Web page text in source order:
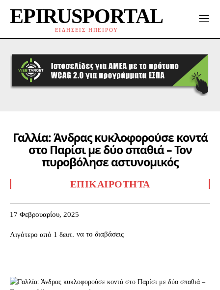
EPIRUSPORTAL
ΕΙΔΗΣΕΙΣ ΗΠΕΙΡΟΥ
Γαλλία: Άνδρας κυκλοφορούσε κοντά
στο Παρίσι με δύο σπαθιά – Τον
πυροβόλησε αστυνομικός
ΕΠΙΚΑΙΡΌΤΗΤΑ
17 Φεβρουαρίου, 2025
Λιγότερο από 1 δευτ. να το διαβάσεις